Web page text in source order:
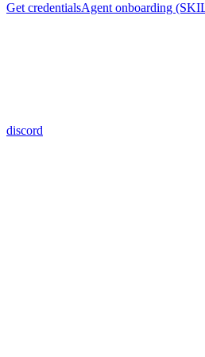
Get credentialsAgent onboarding
discord